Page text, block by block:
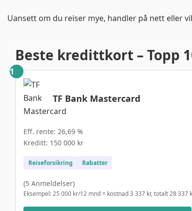
Uansett om du reiser mye, handler på nett eller
Beste kredittkort – Topp
TF Bank Mastercard
Eff. rente: 26,69 %
Kreditt: 150 000 kr
Reiseforsikring Rabatter
(5 Anmeldelser)
Eksempel: 25 000 kr/12 mnd = kostnad 3 337 kr, totalt 28 337